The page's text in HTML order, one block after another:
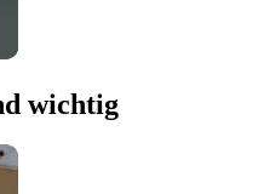
wichtig